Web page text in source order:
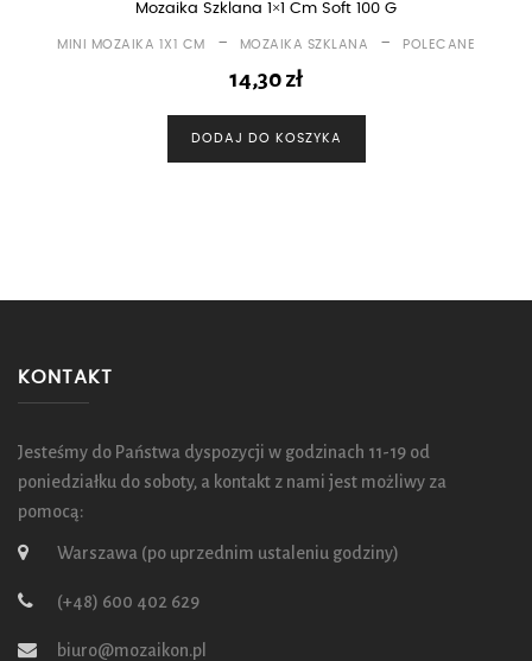
Mozaika Szklana 1×1 Cm Soft 100 G
MINI MOZAIKA 1X1 CM - MOZAIKA SZKLANA - POLECANE
14,30zł
DODAJ DO KOSZYKA
KONTAKT
Jesteśmy do Państwa dyspozycji w godzinach 11-19 od
poniedziałku do soboty, a kontakt z nami jest możliwy za
pomocą:
Warszawa (po uprzednim ustaleniu godziny)
(+48) 600 402 629
biuro@mozaikon.pl